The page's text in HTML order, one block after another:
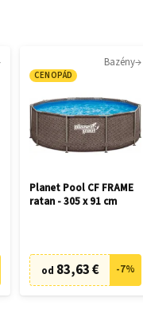
Bazény
CENOPÁD
Planet Pool CF FRAME
ratan - 305 x 91 cm
od 83,63 € -7%